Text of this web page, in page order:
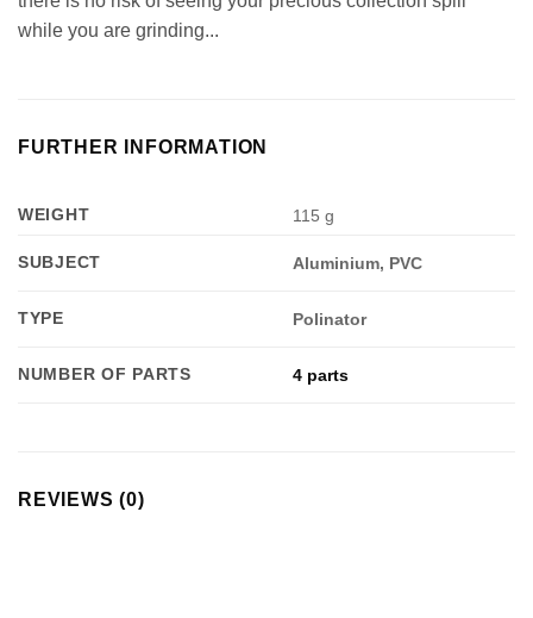
while you are grinding...
FURTHER INFORMATION
WEIGHT 115 g
SUBJECT Aluminium, PVC
TYPE Polinator
NUMBER OF PARTS 4 parts
REVIEWS (0)